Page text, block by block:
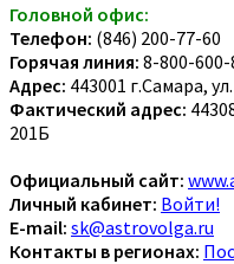
Головной офис:
Телефон: (846) 200-77-60
Горячая линия: 8-800-
Адрес: 443001 г.Самара,
Фактический адрес:
201Б
Официальный сайт:
Личный кабинет: Войти!
E-mail: sk@astrovolga.ru
Контакты в регионах: